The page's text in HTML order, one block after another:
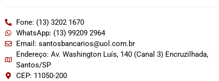
Fone: (13) 3202 1670
WhatsApp: (13) 99209 2964
Email: santosbancarios@uol.com.br
Endereço: Av. Washington Luís, 140 (Canal 3) Encruzilhada,
Santos/SP
CEP: 11050-200